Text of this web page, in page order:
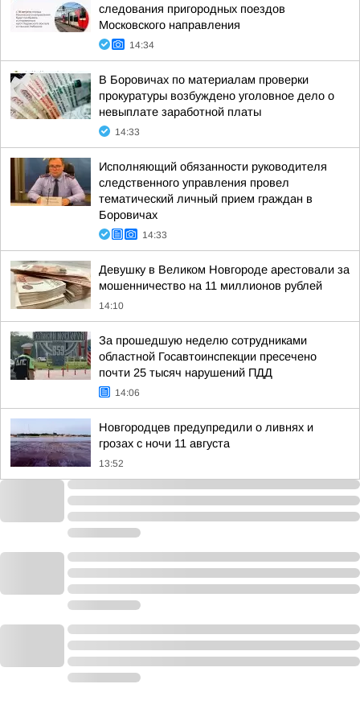
следования пригородных поездов
Московского направления
14:34
В Боровичах по материалам проверки
прокуратуры возбуждено уголовное дело о
невыплате заработной платы
14:33
Исполняющий обязанности руководителя
следственного управления провел
тематический личный прием граждан в
Боровичах
14:33
Девушку в Великом Новгороде арестовали за
мошенничество на 11 миллионов рублей
14:10
За прошедшую неделю сотрудниками
областной Госавтоинспекции пресечено
почти 25 тысяч нарушений ПДД
14:06
Новгородцев предупредили о ливнях и
грозах с ночи 11 августа
13:52